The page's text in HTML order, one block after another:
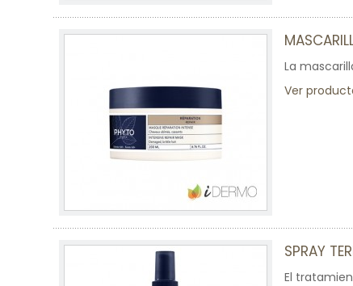
La
Ver
SPRAY
El